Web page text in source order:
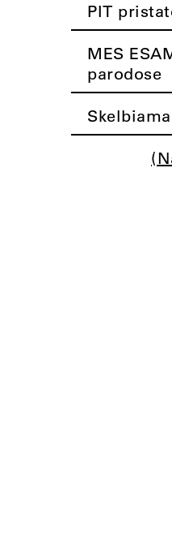
PIT
MES
parodose